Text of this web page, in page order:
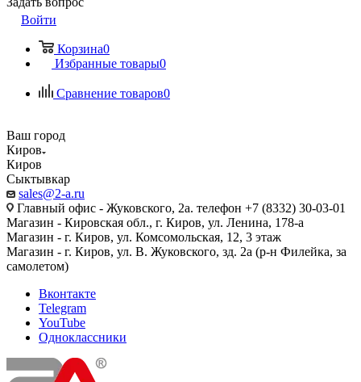
Войти
Корзина0
Избранные товары0
Сравнение товаров0
Ваш город
Киров
Киров
Сыктывкар
sales@2-a.ru
Главный офис - Жуковского, 2а. телефон +7 (8332) 30-03-01
Магазин - Кировская обл., г. Киров, ул. Ленина, 178-а
Магазин - г. Киров, ул. Комсомольская, 12, 3 этаж
Магазин - г. Киров, ул. В. Жуковского, зд. 2а (р-н Филейка, за
самолетом)
Вконтакте
Telegram
YouTube
Одноклассники